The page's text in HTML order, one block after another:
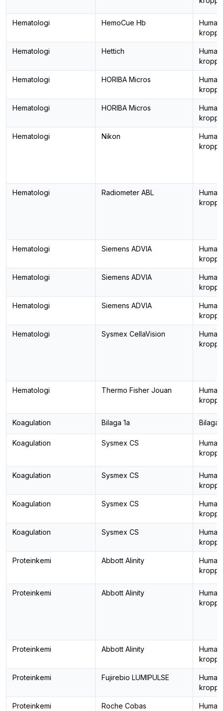
Hematologi HemoCue Hb
Hematologi Hettich
Hematologi HORIBA Micros
Hematologi HORIBA Micros
Hematologi Nikon
Hematologi Radiometer ABL
Hematologi Siemens ADVIA
Hematologi Siemens ADVIA
Hematologi Siemens ADVIA
Hematologi Sysmex CellaVision
Hematologi Thermo Fisher Jouan
Koagulation Bilaga 1a Bilaga
Koagulation Sysmex CS
Koagulation Sysmex CS
Koagulation Sysmex CS
Koagulation Sysmex CS
Proteinkemi Abbott Alinity
Proteinkemi Abbott Alinity
Proteinkemi Abbott Alinity
Proteinkemi Fujirebio LUMIPULSE
Proteinkemi Roche Cobas